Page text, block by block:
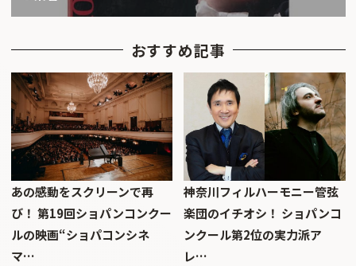
おすすめ記事
あの感動をスクリーンで再
び！ 第19回ショパンコンクー
ルの映画“ショパコンシネ
マ…
神奈川フィルハーモニー管弦
楽団のイチオシ！ ショパンコ
ンクール第2位の実力派ア
レ…